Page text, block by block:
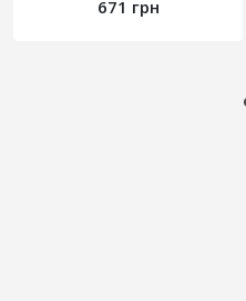
671 грн